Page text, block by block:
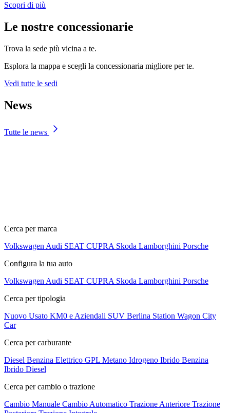
Scopri di più
Le nostre concessionarie
Trova la sede più vicina a te.
Esplora la mappa e scegli la concessionaria migliore per te.
Vedi tutte le sedi
News
Tutte le news
Cerca per marca
Volkswagen Audi SEAT CUPRA Skoda Lamborghini Porsche
Configura la tua auto
Volkswagen Audi SEAT CUPRA Skoda Lamborghini Porsche
Cerca per tipologia
Nuovo Usato KM0 e Aziendali SUV Berlina Station Wagon City
Car
Cerca per carburante
Diesel Benzina Elettrico GPL Metano Idrogeno Ibrido Benzina
Ibrido Diesel
Cerca per cambio o trazione
Cambio Manuale Cambio Automatico Trazione Anteriore Trazione